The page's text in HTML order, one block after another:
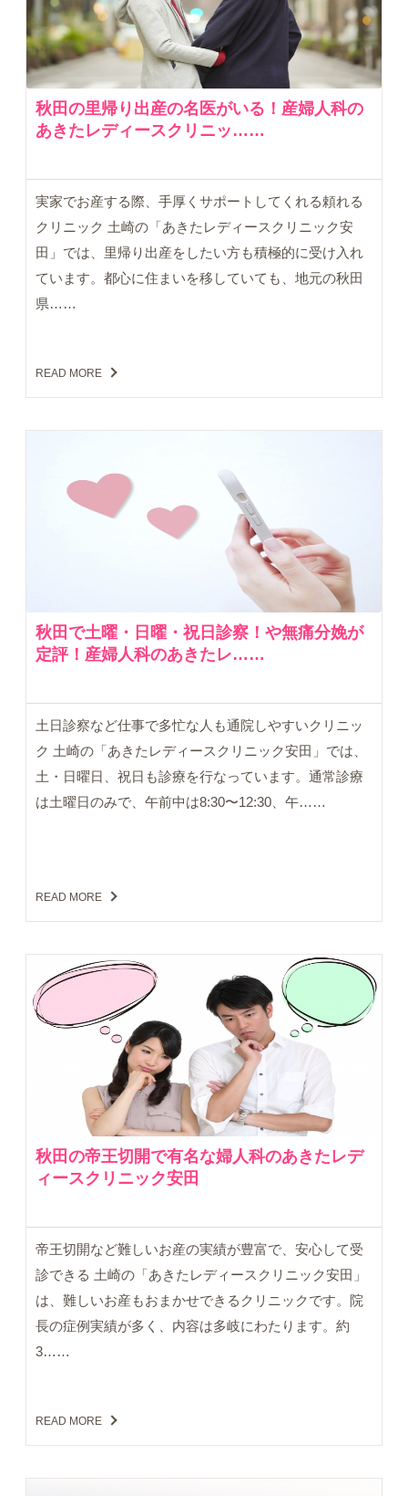
秋田の里帰り出産の名医がいる！産婦人科の
あきたレディースクリニッ……
実家でお産する際、手厚くサポートしてくれる頼れる
クリニック 土崎の「あきたレディースクリニック安
田」では、里帰り出産をしたい方も積極的に受け入れ
ています。都心に住まいを移していても、地元の秋田
県……
READ MORE
秋田で土曜・日曜・祝日診察！や無痛分娩が
定評！産婦人科のあきたレ……
土日診察など仕事で多忙な人も通院しやすいクリニッ
ク 土崎の「あきたレディースクリニック安田」では、
土・日曜日、祝日も診療を行なっています。通常診療
は土曜日のみで、午前中は8:30〜12:30、午……
READ MORE
秋田の帝王切開で有名な婦人科のあきたレデ
ィースクリニック安田
帝王切開など難しいお産の実績が豊富で、安心して受
診できる 土崎の「あきたレディースクリニック安田」
は、難しいお産もおまかせできるクリニックです。院
長の症例実績が多く、内容は多岐にわたります。約
3……
READ MORE